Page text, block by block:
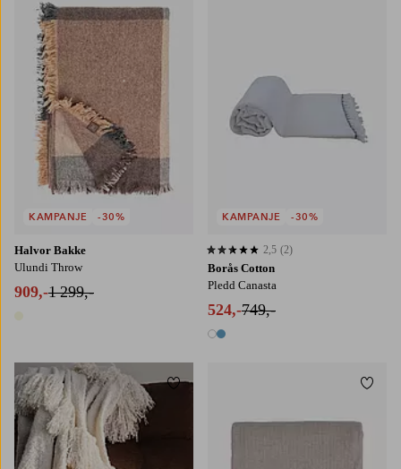
Halvor Bakke
Ulundi Throw
909,-1 299,-
KAMPANJE -30%
Borås Cotton
Pledd Canasta
524,-749,-
2 farger
2,5 basert på 2 karaktergivninger
2,5 (2)
KAMPANJE -30%
Legg til favoritter